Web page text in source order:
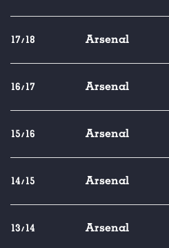
17/18 Arsenal
16/17 Arsenal
15/16 Arsenal
14/15 Arsenal
13/14 Arsenal